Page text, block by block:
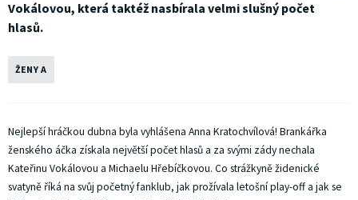
Vokálovou, která taktéž nasbírala velmi slušný počet
hlasů.
ŽENY A
Nejlepší hráčkou dubna byla vyhlášena Anna Kratochvílová! Brankářka
ženského áčka získala největší počet hlasů a za svými zády nechala
Kateřinu Vokálovou a Michaelu Hřebíčkovou. Co strážkyně židenické
svatyně říká na svůj početný fanklub, jak prožívala letošní play-off a jak se